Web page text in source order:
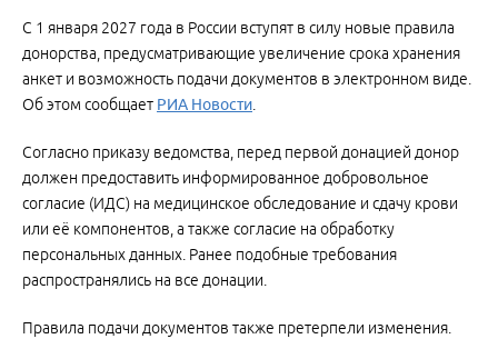
С 1 января 2027 года в России вступят в силу новые правила
донорства, предусматривающие увеличение срока хранения
анкет и возможность подачи документов в электронном виде.
Об этом сообщает РИА Новости.
Согласно приказу ведомства, перед первой донацией донор
должен предоставить информированное добровольное
согласие (ИДС) на медицинское обследование и сдачу крови
или её компонентов, а также согласие на обработку
персональных данных. Ранее подобные требования
распространялись на все донации.
Правила подачи документов также претерпели изменения.